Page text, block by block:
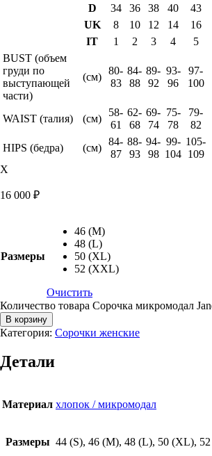
D 34 36 38 40 43
UK
8 10 12 14 16
IT
1 2 3 4 5
BUST (объем
груди по
выступающей
части)
(см)
80-
83
84-
88
89-
92
93-
96
97-
100
WAIST (талия) (см)
58-
61
62-
68
69-
74
75-
78
79-
82
HIPS (бедра)
(см)
84-
87
88-
93
94-
98
99-
104
105-
109
X
16 000 ₽
Размеры
46 (M)
48 (L)
50 (XL)
52 (XXL)
Очистить
Количество товара Сорочка микромодал
В корзину
Категория: Сорочки женские
Детали
Материал хлопок / микромодал
Размеры 44 (S), 46 (M), 48 (L), 50 (XL),